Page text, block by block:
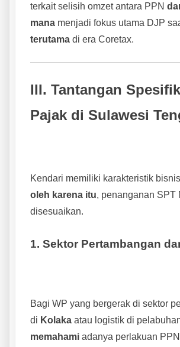
terkait selisih omzet antara PPN
mana menjadi fokus utama DJP
terutama di era Coretax.
III. Tantangan
Pajak di Sulawesi
Kendari memiliki karakteristik
oleh karena itu, penanganan SPT
disesuaikan.
1. Sektor Pertambangan
Bagi WP yang bergerak di sektor
di Kolaka atau logistik di
memahami adanya perlakuan